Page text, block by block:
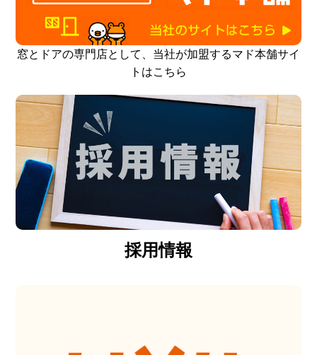
窓とドアの専門店として、当社が加盟するマド本舗サイ
トはこちら
採用情報